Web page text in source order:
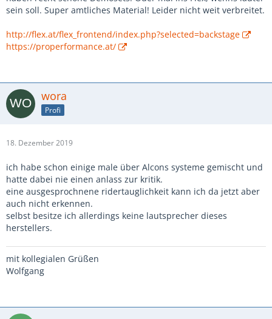
sein soll. Super amtliches Material! Leider nicht weit verbreitet.
http://flex.at/flex_frontend/index.php?selected=backstage
https://properformance.at/
wora
Profi
18. Dezember 2019
ich habe schon einige male über Alcons systeme gemischt und
hatte dabei nie einen anlass zur kritik.
eine ausgesprochnene ridertauglichkeit kann ich da jetzt aber
auch nicht erkennen.
selbst besitze ich allerdings keine lautsprecher dieses
herstellers.
mit kollegialen Grüßen
Wolfgang